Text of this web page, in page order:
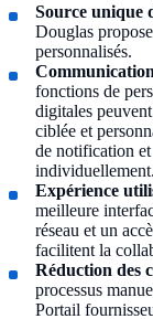
Source unique
Douglas
personnalisés.
fonctions de
digitales
ciblée et
de notification et
individuellement.
Expérience
meilleure
réseau et un
facilitent la
Réduction des
processus
Portail